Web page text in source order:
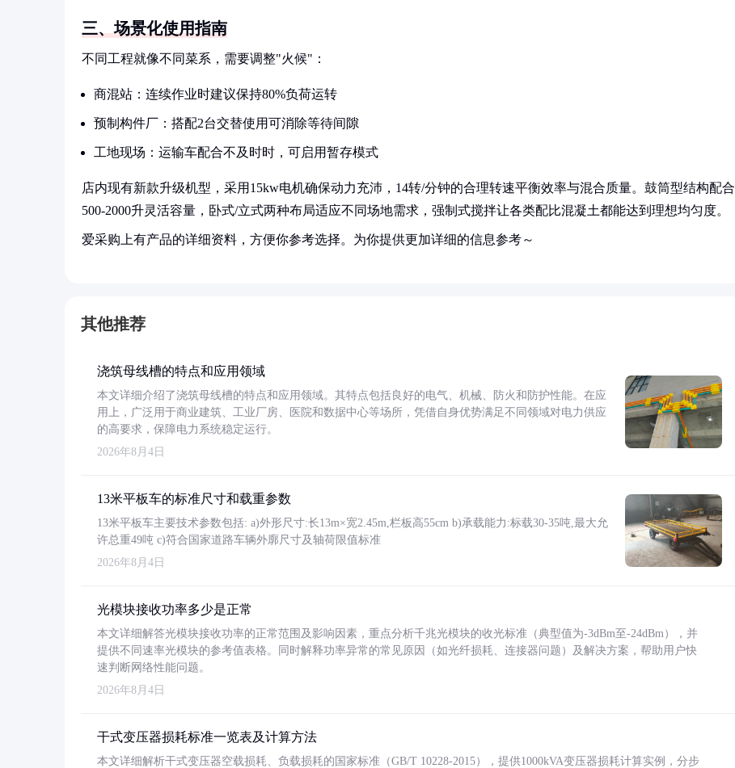
三、场景化使用指南
不同工程就像不同菜系，需要调整"火候"：
商混站：连续作业时建议保持80%负荷运转
预制构件厂：搭配2台交替使用可消除等待间隙
工地现场：运输车配合不及时时，可启用暂存模式
店内现有新款升级机型，采用15kw电机确保动力充沛，14转/分钟的合理转速平衡效率与混合质量。鼓筒型结构配合
500-2000升灵活容量，卧式/立式两种布局适应不同场地需求，强制式搅拌让各类配比混凝土都能达到理想均匀度。
爱采购上有产品的详细资料，方便你参考选择。为你提供更加详细的信息参考～
其他推荐
浇筑母线槽的特点和应用领域
本文详细介绍了浇筑母线槽的特点和应用领域。其特点包括良好的电气、机械、防火和防护性能。在应
用上，广泛用于商业建筑、工业厂房、医院和数据中心等场所，凭借自身优势满足不同领域对电力供应
的高要求，保障电力系统稳定运行。
2026年8月4日
13米平板车的标准尺寸和载重参数
13米平板车主要技术参数包括: a)外形尺寸:长13m×宽2.45m,栏板高55cm b)承载能力:标载30-35吨,最大允
许总重49吨 c)符合国家道路车辆外廓尺寸及轴荷限值标准
2026年8月4日
光模块接收功率多少是正常
本文详细解答光模块接收功率的正常范围及影响因素，重点分析千兆光模块的收光标准（典型值为-3dBm至-24dBm），并
提供不同速率光模块的参考值表格。同时解释功率异常的常见原因（如光纤损耗、连接器问题）及解决方案，帮助用户快
速判断网络性能问题。
2026年8月4日
干式变压器损耗标准一览表及计算方法
本文详细解析干式变压器空载损耗、负载损耗的国家标准（GB/T 10228-2015），提供1000kVA变压器损耗计算实例，分步